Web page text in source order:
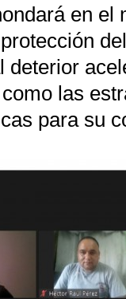
en
deterior
las
para su